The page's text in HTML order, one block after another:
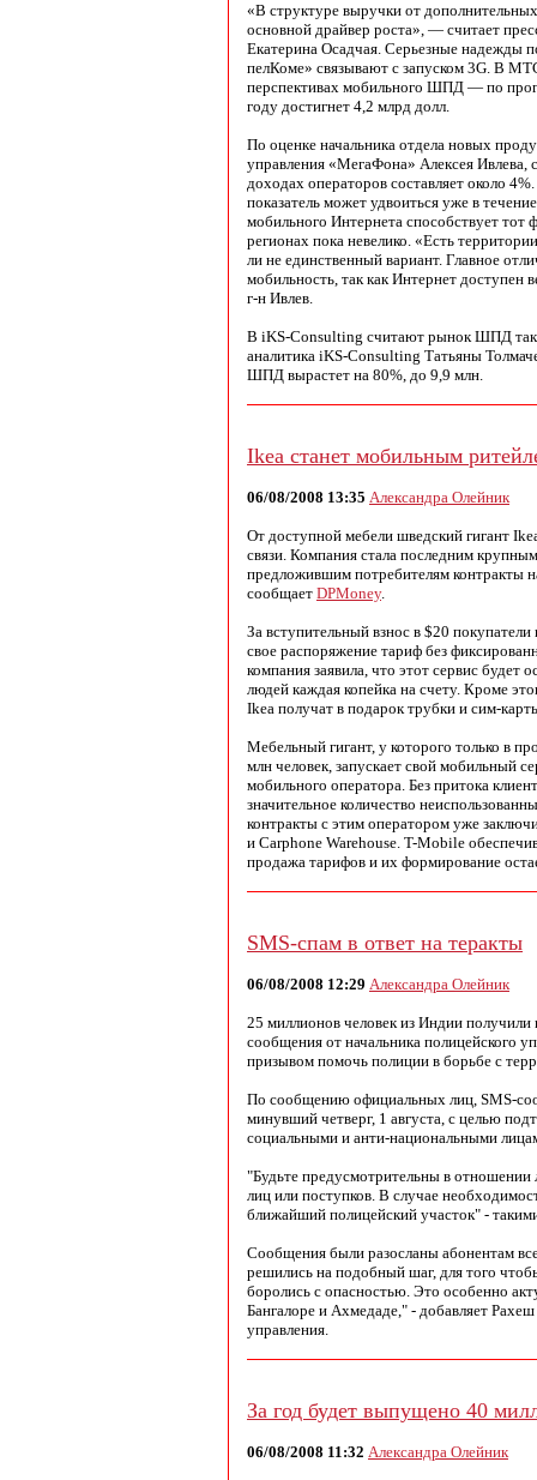
«В структуре выручки от
основной драйвер роста», — считает
Екатерина Осадчая. Серьезные надежды
пелКоме» связывают с запуском 3G. В
перспективах мобильного ШПД — по
году достигнет 4,2 млрд долл.
По оценке начальника отдела новых
управления «МегаФона» Алексея Ивлева,
доходах операторов составляет около
показатель может удвоиться уже в
мобильного Интернета способ­ствует
регионах пока невелико. «Есть
ли не единственный вариант. Главное
мобильность, так как Интернет доступен
г-н Ивлев.
В iKS-Consulting считают рынок ШПД
аналитика iKS-Con­sulting Татьяны
ШПД вырастет на 80%, до 9,9 млн.
Ikea станет мобильным
06/08/2008 13:35 Александра Олейник
От доступной мебели шведский гигант
связи. Компания стала последним
предложившим потребителям контракты
сообщает DPMoney.
За вступительный взнос в $20 покупатели
свое распоряжение тариф без
компания заявила, что этот сервис будет
людей каждая копейка на счету. Кроме
Ikea получат в подарок трубки и сим-
Мебельный гигант, у которого только в
млн человек, запускает свой мобильный
мобильного оператора. Без притока
значительное количество
контракты с этим оператором уже
и Carphone Warehouse. T-Mobile
продажа тарифов и их формирование
SMS-спам в ответ на теракты
06/08/2008 12:29 Александра Олейник
25 миллионов человек из Индии
сообщения от начальника полицейского
призывом помочь полиции в борьбе с
По сообщению официальных лиц, SMS-
минувший четверг, 1 августа, с целью
социальными и анти-национальными
"Будьте предусмотрительны в
лиц или поступков. В случае
ближайший полицейский участок" -
Сообщения были разосланы абонентам
решились на подобный шаг, для того
боролись с опасностью. Это особенно
Бангалоре и Ахмедаде," - добавляет
управления.
За год будет выпущено 40
06/08/2008 11:32 Александра Олейник